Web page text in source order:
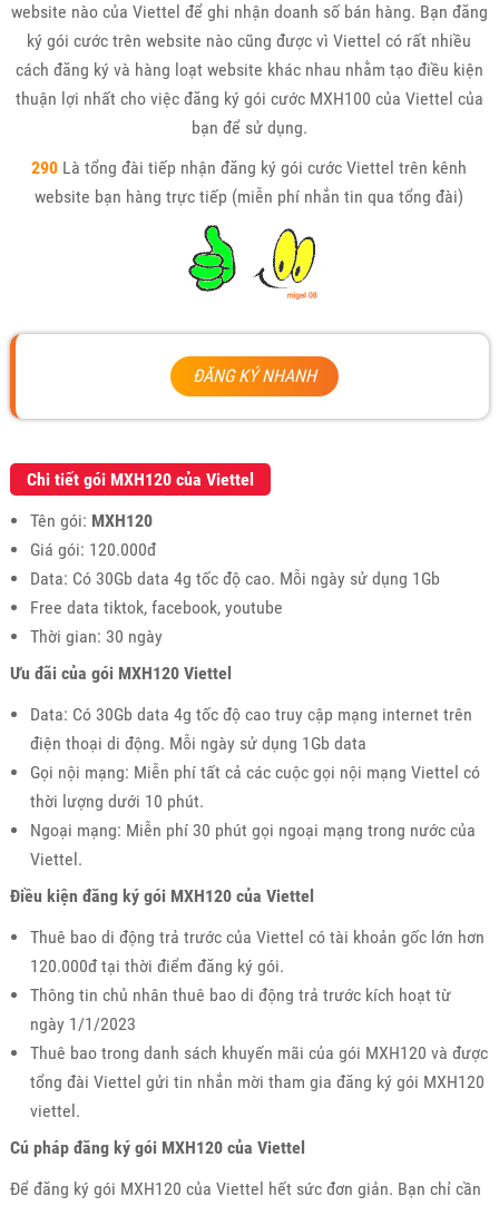
website nào của Viettel để ghi nhận doanh số bán hàng. Bạn đăng
ký gói cước trên website nào cũng được vì Viettel có rất nhiều
cách đăng ký và hàng loạt website khác nhau nhằm tạo điều kiện
thuận lợi nhất cho việc đăng ký gói cước MXH100 của Viettel của
bạn để sử dụng.
290 Là tổng đài tiếp nhận đăng ký gói cước Viettel trên kênh
website bạn hàng trực tiếp (miễn phí nhắn tin qua tổng đài)
ĐĂNG KÝ NHANH
Chi tiết gói MXH120 của Viettel
Tên gói: MXH120
Giá gói: 120.000đ
Data: Có 30Gb data 4g tốc độ cao. Mỗi ngày sử dụng 1Gb
Free data tiktok, facebook, youtube
Thời gian: 30 ngày
Ưu đãi của gói MXH120 Viettel
Data: Có 30Gb data 4g tốc độ cao truy cập mạng internet trên
điện thoại di động. Mỗi ngày sử dụng 1Gb data
Gọi nội mạng: Miễn phí tất cả các cuộc gọi nội mạng Viettel có
thời lượng dưới 10 phút.
Ngoại mạng: Miễn phí 30 phút gọi ngoại mạng trong nước của
Viettel.
Điều kiện đăng ký gói MXH120 của Viettel
Thuê bao di động trả trước của Viettel có tài khoản gốc lớn hơn
120.000đ tại thời điểm đăng ký gói.
Thông tin chủ nhân thuê bao di động trả trước kích hoạt từ
ngày 1/1/2023
Thuê bao trong danh sách khuyến mãi của gói MXH120 và được
tổng đài Viettel gửi tin nhắn mời tham gia đăng ký gói MXH120
viettel.
Cú pháp đăng ký gói MXH120 của Viettel
Để đăng ký gói MXH120 của Viettel hết sức đơn giản. Bạn chỉ cần